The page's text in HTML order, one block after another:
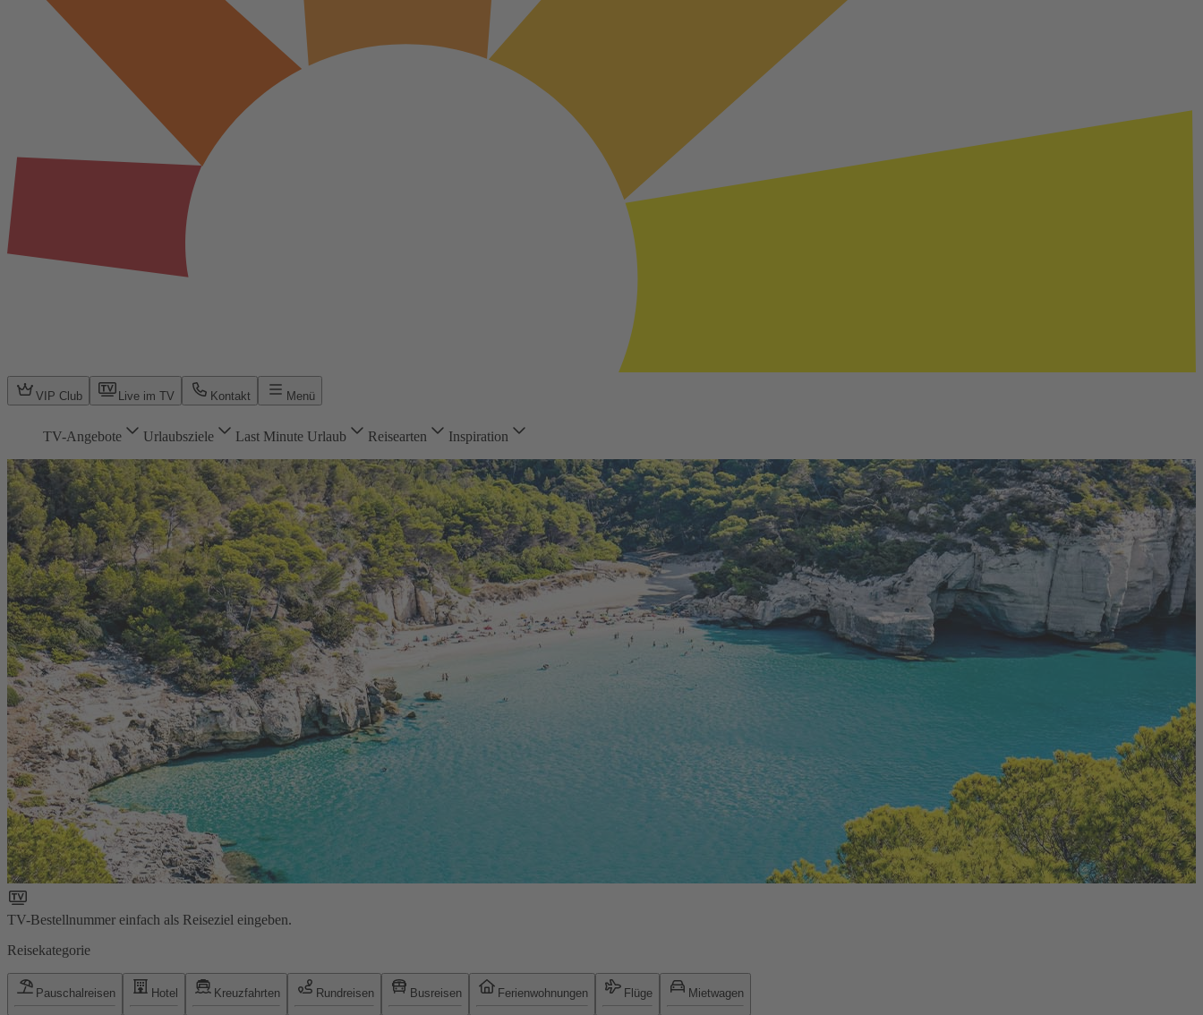
VIP Club Live im TV Kontakt Menü
TV-Angebote Urlaubsziele Last Minute Urlaub Reisearten Inspiration
TV-Bestellnummer einfach als Reiseziel eingeben.
Reisekategorie
Pauschalreisen Hotel Kreuzfahrten Rundreisen Busreisen Ferienwohnungen Flüge Mietwagen